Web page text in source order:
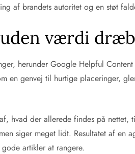
af brandets autoritet og en støt
værdi
herunder Google Helpful
en genvej til hurtige placeringer,
hvad der allerede findes på
siger meget lidt. Resultatet af
artikler at rangere.